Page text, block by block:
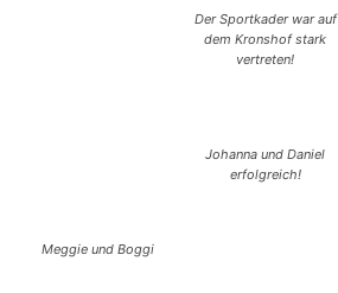
Der Sportkader war auf
dem Kronshof stark
vertreten!
Johanna und Daniel
erfolgreich!
Meggie und Boggi